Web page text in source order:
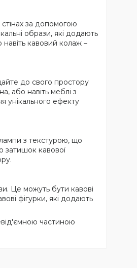
за допомогою
образи, які додають
кавовий колаж –
до свого простору
або навіть меблі з
унікального ефекту
з текстурою, що
затишок кавової
Це можуть бути кавові
фігурки, які додають
частиною